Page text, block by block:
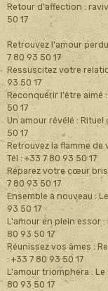
Retour d'affection :
50 17
Retrouvez l'amour
7 80 93 50 17
Ressuscitez votre
93 50 17
Reconquérir l'être aimé
50 17
Un amour révélé :
50 17
Retrouvez la flamme
Tél : +33 7 80 93 50 17
Réparez votre cœur
7 80 93 50 17
Ensemble à nouveau :
93 50 17
L'amour en plein essor
80 93 50 17
Réunissez vos âmes :
: +33 7 80 93 50 17
L'amour triomphera :
80 93 50 17